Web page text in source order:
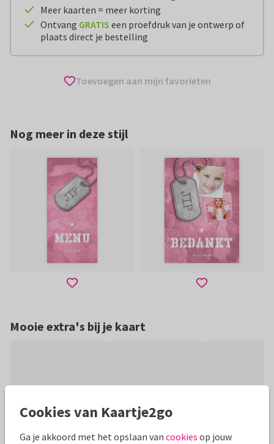
Meer kaarten = meer korting
Ontvang GRATIS een proefdruk van je ontwerp of
plaats direct je bestelling
Toevoegen aan mijn favorieten
Nog meer in deze stijl
Mooie extra's bij je kaart
Cookies van Kaartje2go
Ga je akkoord met het opslaan van cookies op jouw